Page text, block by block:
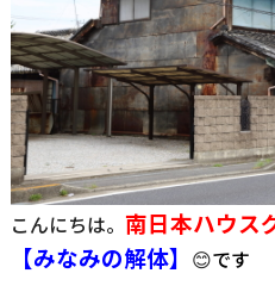
こんにちは。 南日本ハウス
【みなみの解体】 😊です